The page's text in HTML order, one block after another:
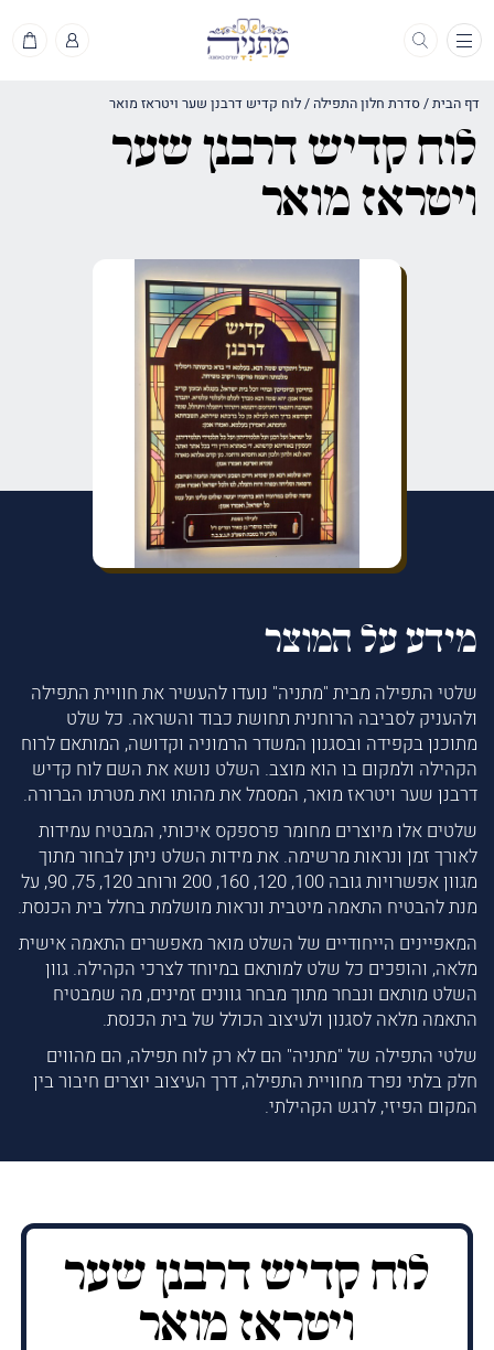
תפריט
דף הבית/סדרת חלון התפילה /לוח קדיש דרבנן שער ויטראז מואר
לוח קדיש דרבנן שער
ויטראז מואר
מידע על המוצר
שלטי התפילה מבית "מתניה" נועדו להעשיר את חוויית התפילה
ולהעניק לסביבה הרוחנית תחושת כבוד והשראה. כל שלט
מתוכנן בקפידה ובסגנון המשדר הרמוניה וקדושה, המותאם לרוח
הקהילה ולמקום בו הוא מוצב. השלט נושא את השם לוח קדיש
דרבנן שער ויטראז מואר, המסמל את מהותו ואת מטרתו הברורה.
שלטים אלו מיוצרים מחומר פרספקס איכותי, המבטיח עמידות
לאורך זמן ונראות מרשימה. את מידות השלט ניתן לבחור מתוך
מגוון אפשרויות גובה 100, 120, 160, 200 ורוחב 120, 75, 90, על
מנת להבטיח התאמה מיטבית ונראות מושלמת בחלל בית הכנסת.
המאפיינים הייחודיים של השלט מואר מאפשרים התאמה אישית
מלאה, והופכים כל שלט למותאם במיוחד לצרכי הקהילה. גוון
השלט מותאם ונבחר מתוך מבחר גוונים זמינים, מה שמבטיח
התאמה מלאה לסגנון ולעיצוב הכולל של בית הכנסת.
שלטי התפילה של "מתניה" הם לא רק לוח תפילה, הם מהווים
חלק בלתי נפרד מחוויית התפילה, דרך העיצוב יוצרים חיבור בין
המקום הפיזי, לרגש הקהילתי.
לוח קדיש דרבנן שער
ויטראז מואר